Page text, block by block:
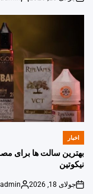
on
Posted
POSTED
اخبار
بهترین سالت ها برای
نیکوتین
on
جولای 18, 2026
Posted
admin